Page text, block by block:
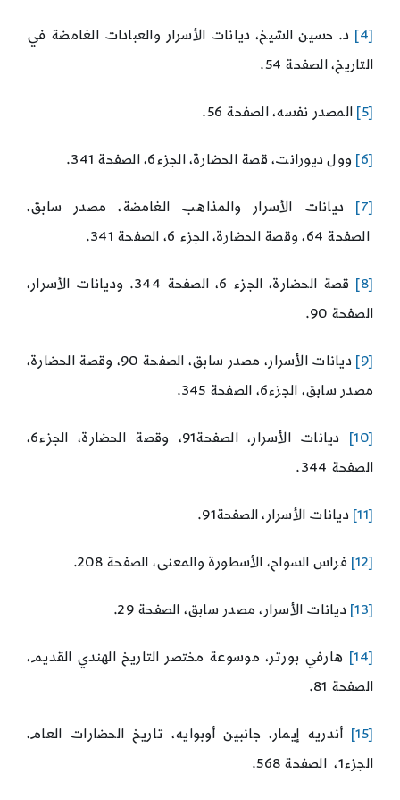
[4]
د. حسين الشيخ، ديانات الأسرار والعبادات الغامضة في
التاريخ، الصفحة 54.
[5] المصدر نفسه، الصفحة 56.
[6] وول ديورانت، قصة الحضارة، الجزء6، الصفحة 341.
[7]
ديانات الأسرار والمذاهب الغامضة، مصدر سابق،
الصفحة 64، وقصة الحضارة، الجزء 6، الصفحة 341.
[8]
قصة الحضارة، الجزء 6، الصفحة 344. وديانات الأسرار،
الصفحة 90.
[9]
ديانات الأسرار، مصدر سابق، الصفحة 90، وقصة الحضارة،
مصدر سابق، الجزء6، الصفحة 345.
[10]
ديانات الأسرار، الصفحة91، وقصة الحضارة، الجزء6،
الصفحة 344.
[11] ديانات الأسرار، الصفحة91.
[12] فراس السواح، الأسطورة والمعنى، الصفحة 208.
[13] ديانات الأسرار، مصدر سابق، الصفحة 29.
[14]
هارفي بورتر، موسوعة مختصر التاريخ الهندي القديم،
الصفحة 81.
[15]
أندريه إيمار، جانبين أوبوايه، تاريخ الحضارات العام،
الجزء1، الصفحة 568.